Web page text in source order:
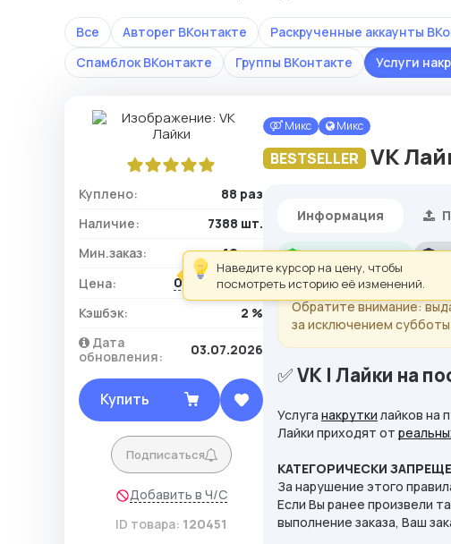
Все Авторег ВКонтакте Раскрученные аккаунты
Спамблок ВКонтакте
Группы ВКонтакте Услуги
Куплено:
88 раз
Наличие:
7388 шт.
Мин.заказ:
10 шт.
Цена:
0,17 ₽ / шт.
Кэшбэк:
2 %
Дата
обновления:
03.07.2026
Купить
Подписаться
Добавить в Ч/С
ID товара: 120451
Микс Микс
BESTSELLER VK
Информация
Гарантия: 30 мин.
Обратите внимание:
за исключением субботы
✅VK | Лайки на
Услуга накрутки лайков на
Лайки приходят от
КАТЕГОРИЧЕСКИ
За нарушение этого
Если Вы ранее произвели
выполнение заказа, Ваш
Наведите курсор на цену, чтобы
посмотреть историю её изменений.